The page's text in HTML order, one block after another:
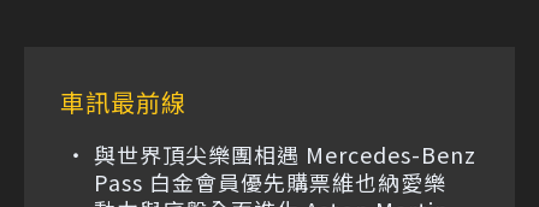
車訊最前線
與世界頂尖樂團相遇 Mercedes-Benz
Pass 白金會員優先購票維也納愛樂